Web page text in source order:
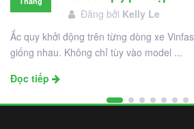
Đăng bởi Kelly Le
Ắc quy khởi động trên từng dòng xe
giống nhau. Không chỉ tùy vào model ...
Đọc tiếp